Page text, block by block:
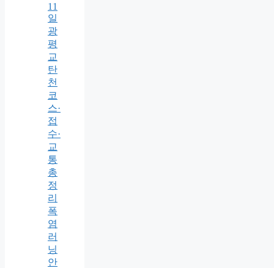
11
일
광
평
교
탄
천
코
스·
접
수·
교
통
총
정
리
폭
염
러
닝
안